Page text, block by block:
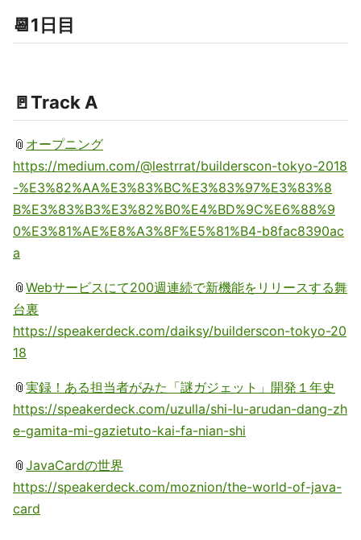
📆1日目
🚪Track A
📎 オープニング
https://medium.com/@lestrrat/builderscon-tokyo-2018
-%E3%82%AA%E3%83%BC%E3%83%97%E3%83%8
B%E3%83%B3%E3%82%B0%E4%BD%9C%E6%88%9
0%E3%81%AE%E8%A3%8F%E5%81%B4-b8fac8390ac
a
📎 Webサービスにて200週連続で新機能をリリースする舞
台裏
https://speakerdeck.com/daiksy/builderscon-tokyo-20
18
📎 実録！ある担当者がみた「謎ガジェット」開発１年史
https://speakerdeck.com/uzulla/shi-lu-arudan-dang-zh
e-gamita-mi-gazietuto-kai-fa-nian-shi
📎 JavaCardの世界
https://speakerdeck.com/moznion/the-world-of-java-
card